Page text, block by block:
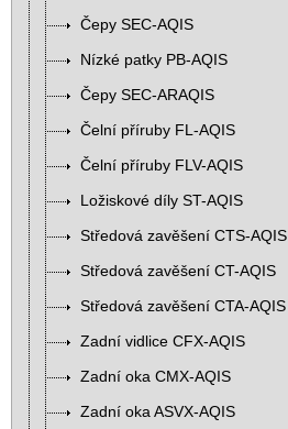
Čepy SEC-AQIS
Nízké patky PB-AQIS
Čepy SEC-ARAQIS
Čelní příruby FL-AQIS
Čelní příruby FLV-AQIS
Ložiskové díly ST-AQIS
Středová zavěšení CTS-AQIS
Středová zavěšení CT-AQIS
Středová zavěšení CTA-AQIS
Zadní vidlice CFX-AQIS
Zadní oka CMX-AQIS
Zadní oka ASVX-AQIS